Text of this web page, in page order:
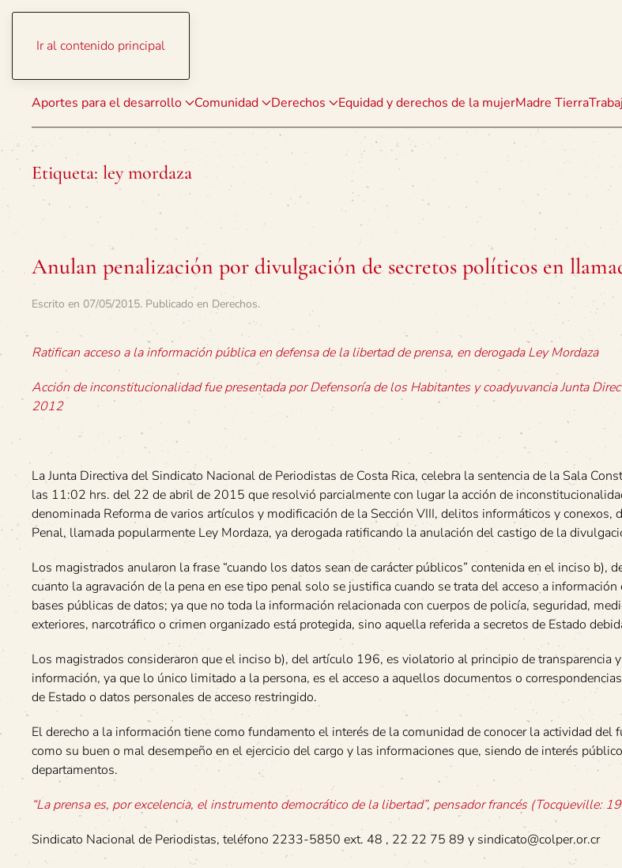
Ir al contenido principal
Aportes para el desarrollo Comunidad Derechos Equidad y derechos de la mujerMadre Tierra
Etiqueta: ley mordaza
Anulan penalización por divulgación de secretos políticos en
Escrito en 07/05/2015. Publicado en Derechos.
Ratifican acceso a la información pública en defensa de la libertad de prensa, en derogada Ley Mordaza
Acción de inconstitucionalidad fue presentada por Defensoría de los Habitantes y coadyuvancia Junta
2012
La Junta Directiva del Sindicato Nacional de Periodistas de Costa Rica, celebra la sentencia de la Sala
las 11:02 hrs. del 22 de abril de 2015 que resolvió parcialmente con lugar la acción de
denominada Reforma de varios artículos y modificación de la Sección VIII, delitos informáticos y conexos,
Penal, llamada popularmente Ley Mordaza, ya derogada ratificando la anulación del castigo de la
Los magistrados anularon la frase “cuando los datos sean de carácter públicos” contenida en el inciso b),
cuanto la agravación de la pena en ese tipo penal solo se justifica cuando se trata del acceso a
bases públicas de datos; ya que no toda la información relacionada con cuerpos de policía, seguridad,
exteriores, narcotráfico o crimen organizado está protegida, sino aquella referida a secretos de Estado
Los magistrados consideraron que el inciso b), del artículo 196, es violatorio al principio de transparencia
información, ya que lo único limitado a la persona, es el acceso a aquellos documentos o
de Estado o datos personales de acceso restringido.
El derecho a la información tiene como fundamento el interés de la comunidad de conocer la actividad del
como su buen o mal desempeño en el ejercicio del cargo y las informaciones que, siendo de interés
departamentos.
“La prensa es, por excelencia, el instrumento democrático de la libertad”, pensador francés (Tocqueville:
Sindicato Nacional de Periodistas, teléfono 2233-5850 ext. 48 , 22 22 75 89 y sindicato@colper.or.cr